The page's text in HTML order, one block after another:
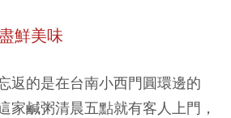
鮮美味
返的是在台南小西門圓環邊的
家鹹粥清晨五點就有客人上門，